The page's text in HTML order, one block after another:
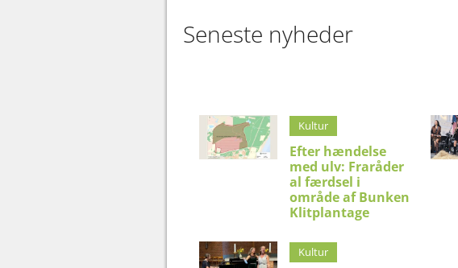
Seneste nyheder
Kultur
Efter hændelse
med ulv: Fraråder
al færdsel i
område af Bunken
Klitplantage
Kultur